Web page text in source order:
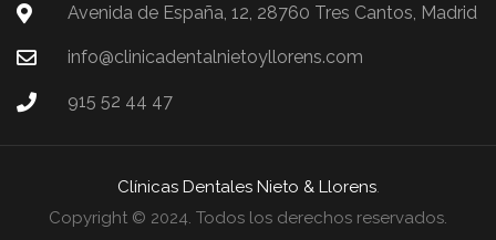
Avenida de España, 12, 28760 Tres Cantos, Madrid
info@clinicadentalnietoyllorens.com
915 52 44 47
Clínicas Dentales Nieto & Llorens.
Copyright © 2024. Todos los derechos reservados.